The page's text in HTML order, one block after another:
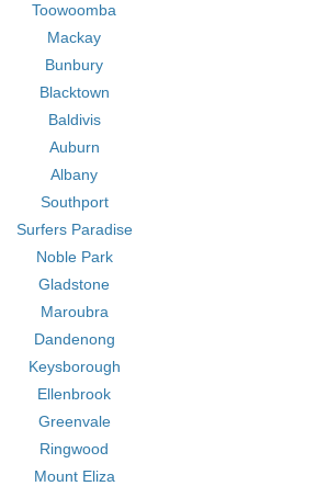
Toowoomba
Mackay
Bunbury
Blacktown
Baldivis
Auburn
Albany
Southport
Surfers Paradise
Noble Park
Gladstone
Maroubra
Dandenong
Keysborough
Ellenbrook
Greenvale
Ringwood
Mount Eliza